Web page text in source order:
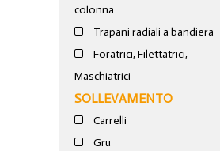
colonna
Trapani radiali a bandiera
Foratrici, Filettatrici,
Maschiatrici
SOLLEVAMENTO
Carrelli
Gru